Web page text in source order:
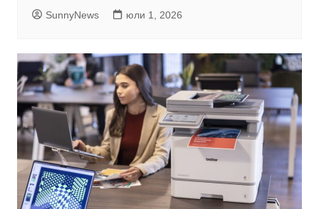
SunnyNews юли 1, 2026